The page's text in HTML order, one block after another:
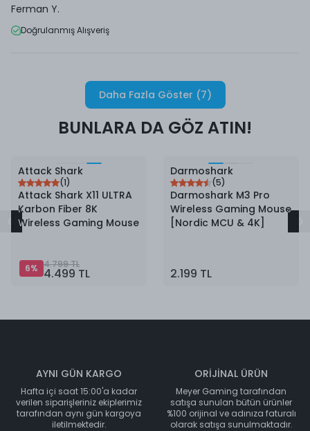
Ferman Y.
Doğrulanmış Alışveriş
Daha Fazla Göster (7)
BUNLARA DA GÖZ ATIN!
6%İndirim
Attack Shark
(1)
Attack Shark X11 ULTRA
Karbon Fiber 8K
Wireless Gaming Mouse
6% 4.799 TL
4.499 TL
Darmoshark
(5)
Darmoshark M3 Pro
Wireless Gaming Mouse
[Nordic MCU & 4K]
2.199 TL
AYNI GÜN KARGO
Hafta içi saat 15:00'a kadar
verilen siparişleriniz ekiplerimiz
tarafından aynı gün kargoya
iletilmektedir.
ORİJİNAL ÜRÜN
Meyer Gaming tarafından
satışa sunulan bütün ürünler
%100 orijinal ve adınıza faturalı
olarak satışa sunulmaktadır.